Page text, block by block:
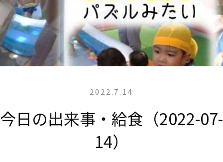
2022.7.14
今日の出来事・給食（2022-07-
14）